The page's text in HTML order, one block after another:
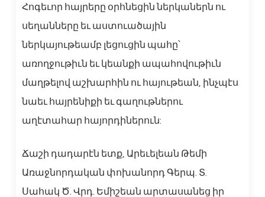
Հոգեւոր հայրերը օրհնեցին ներկաներն ու
սեղանները եւ աստուածային
ներկայութեամբ լեցուցին պահը՝
առողջութիւն եւ կեանքի ապահովութիւն
մաղթելով աշխարհին ու հայութեան, ինչպէս
նաեւ հայրենիքի եւ գաղութներու
աղէտահար հայորդիներուն:
Ճաշի դադարէն ետք, Արեւելեան Թեմի
Առաջնորդական փոխանորդ Գերպ. Տ.
Սահակ Ծ. Վրդ. Եմիշեան արտասանեց իր